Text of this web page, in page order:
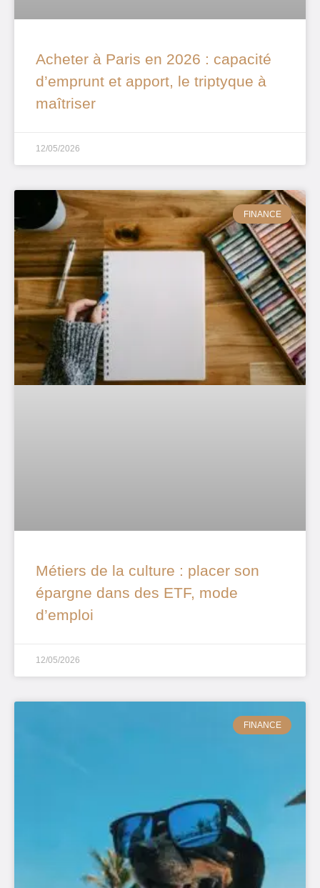
Acheter à Paris en 2026 : capacité
d’emprunt et apport, le triptyque à
maîtriser
12/05/2026
FINANCE
Métiers de la culture : placer son
épargne dans des ETF, mode
d’emploi
12/05/2026
FINANCE